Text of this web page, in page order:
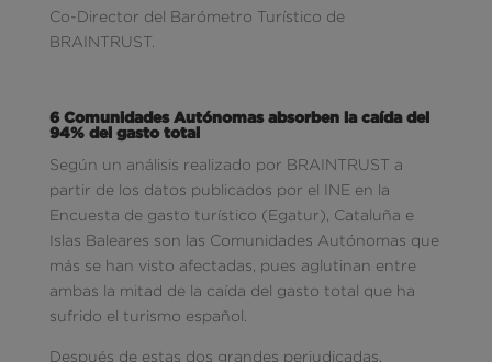
Co-Director del Barómetro Turístico de
BRAINTRUST.
6 Comunidades Autónomas absorben la caída del
94% del gasto total
Según un análisis realizado por BRAINTRUST a
partir de los datos publicados por el INE en la
Encuesta de gasto turístico (Egatur), Cataluña e
Islas Baleares son las Comunidades Autónomas que
más se han visto afectadas, pues aglutinan entre
ambas la mitad de la caída del gasto total que ha
sufrido el turismo español.
Después de estas dos grandes perjudicadas,